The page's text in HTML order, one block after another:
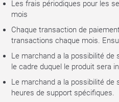
Les frais périodiques pour les
mois
Chaque transaction de
transactions chaque mois.
Le marchand a la possibilité de
le cadre duquel le produit sera
Le marchand a la possibilité de
heures de support spécifiques.